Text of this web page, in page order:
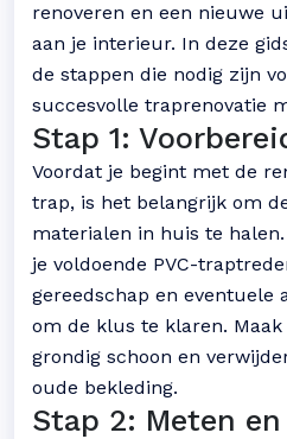
renoveren en een nieuwe
aan je interieur. In deze
de stappen die nodig zijn
succesvolle traprenovatie
Stap 1:
Voordat je begint met de
trap, is het belangrijk om
materialen in huis te
je voldoende PVC-
gereedschap en eventuele
om de klus te klaren.
grondig schoon en
oude bekleding.
Stap 2: Meten